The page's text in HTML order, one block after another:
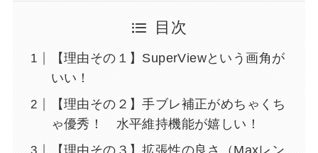
目次
【理由その１】SuperViewという画角が
いい！
【理由その２】手ブレ補正がめちゃくち
ゃ優秀！ 水平維持機能が嬉しい！